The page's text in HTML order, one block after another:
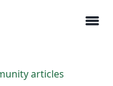
menu
articles